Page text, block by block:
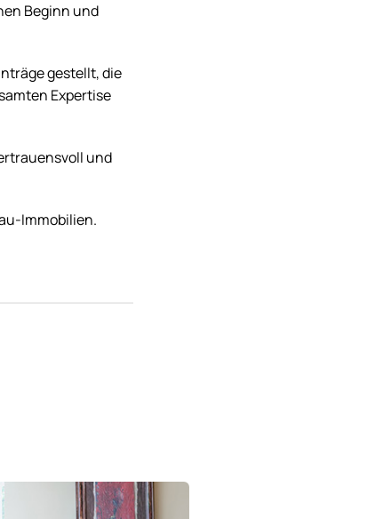
Beginn und
gestellt, die
Expertise
und
Immobilien.